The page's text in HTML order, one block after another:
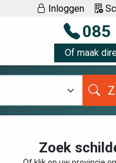
Inloggen
085
Of maak
Zoek